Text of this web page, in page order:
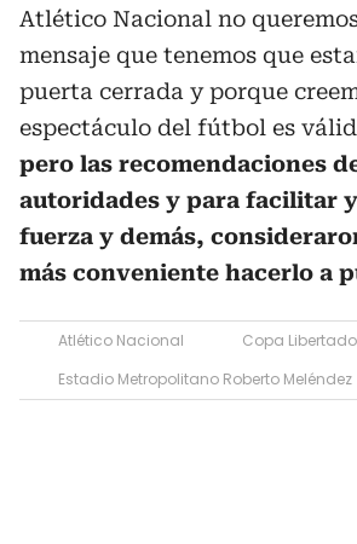
Atlético Nacional no
mensaje que tenemos que
puerta cerrada y porque
espectáculo del fútbol es
pero las recomendaciones
autoridades y para facilitar
fuerza y demás,
más conveniente hacerlo a
Atlético Nacional
Copa
Estadio Metropolitano Roberto Meléndez